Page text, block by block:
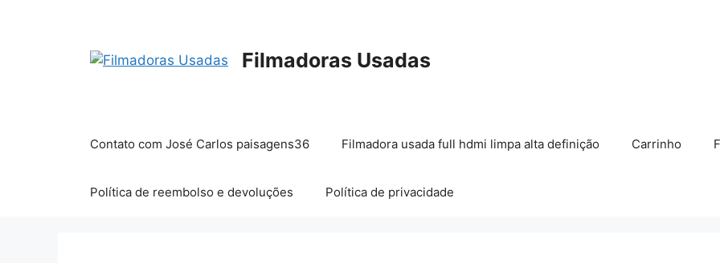
Filmadoras Usadas
Contato com José Carlos paisagens36 Filmadora usada full hdmi limpa alta definição Carrinho
Política de reembolso e devoluções Política de privacidade